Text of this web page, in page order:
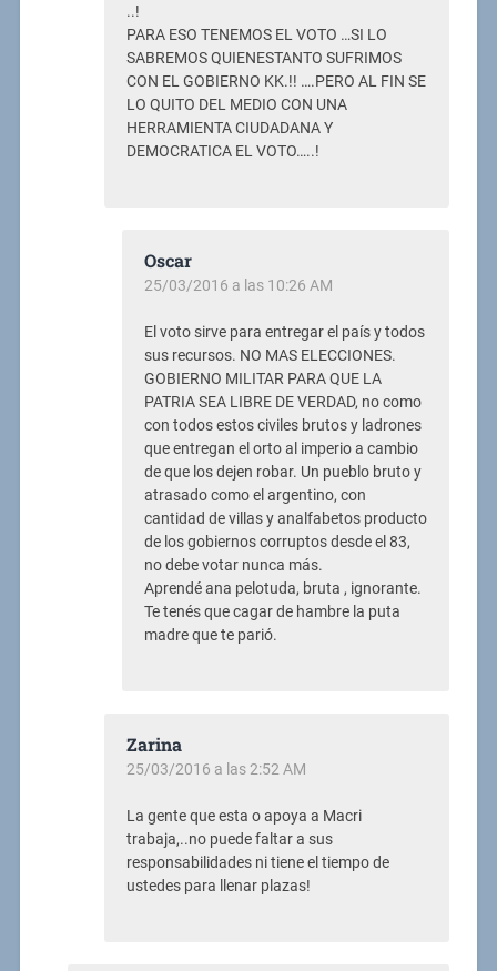
..!
PARA ESO TENEMOS EL VOTO …SI LO
SABREMOS QUIENESTANTO SUFRIMOS
CON EL GOBIERNO KK.!! ….PERO AL FIN SE
LO QUITO DEL MEDIO CON UNA
HERRAMIENTA CIUDADANA Y
DEMOCRATICA EL VOTO…..!
Oscar
25/03/2016 a las 10:26 AM
El voto sirve para entregar el país y todos
sus recursos. NO MAS ELECCIONES.
GOBIERNO MILITAR PARA QUE LA
PATRIA SEA LIBRE DE VERDAD, no como
con todos estos civiles brutos y ladrones
que entregan el orto al imperio a cambio
de que los dejen robar. Un pueblo bruto y
atrasado como el argentino, con
cantidad de villas y analfabetos producto
de los gobiernos corruptos desde el 83,
no debe votar nunca más.
Aprendé ana pelotuda, bruta , ignorante.
Te tenés que cagar de hambre la puta
madre que te parió.
Zarina
25/03/2016 a las 2:52 AM
La gente que esta o apoya a Macri
trabaja,..no puede faltar a sus
responsabilidades ni tiene el tiempo de
ustedes para llenar plazas!